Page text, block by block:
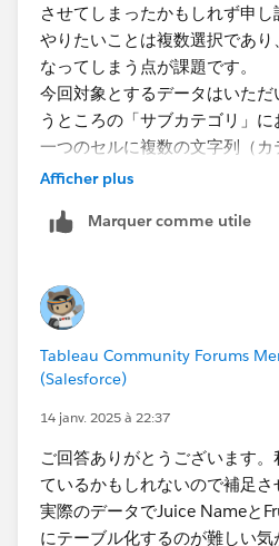
大変恐れ入りますが、上記を踏
きたい点は以下の通りです。
・元データの行単位に一意の
※集計時の重複を排除するた
に固有IDを付与する。
・​"apple", "pineapple",
ワードでカテゴリ分け。
※"URLs visited during
該当したキーワード分の行に
させてしまったかもしれず申し
やりたいことは複数選択であ
なってしまう点が課題です。
今回対象とするデータはいた
うところの「サブカテゴリ」に
一つのセルに複数の文字列（カ
す。
たら、「アプライアンスを含
パラメータでは限界を感じ今回
Afficher plus
Marquer comme utile
Tableau Community Forums
(Salesforce)
14 janv. 2025 à 22:37
ご回答ありがとうございます
ているかもしれないので補足さ
実際のデータでJuice Nameと
にテーブル化するのが難しい気